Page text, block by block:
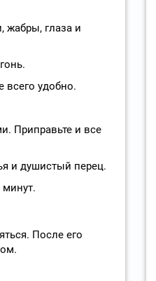
жабры, глаза и
всего удобно.
Приправьте и все
и душистый перец.
минут.
После его